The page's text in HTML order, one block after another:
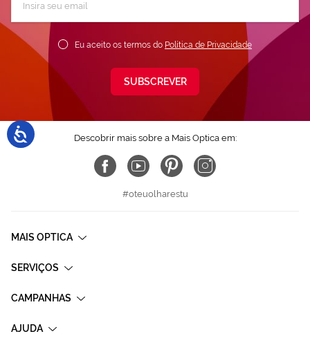
Newsletter:
Eu aceito os termos do Política de Privacidade
SUBSCREVER
Descobrir mais sobre a Mais Optica em:
#oteuolharestu
MAIS OPTICA
SERVIÇOS
CAMPANHAS
AJUDA